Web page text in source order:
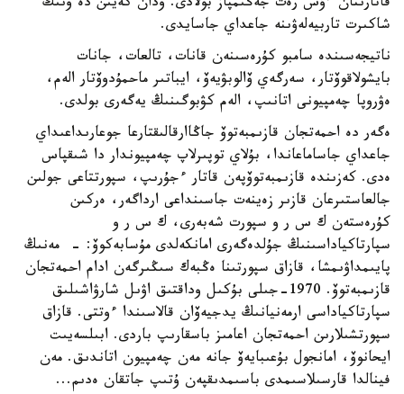
قاتارىنان ءۇش رەت جەڭىمپاز بولادى. ودان كەيىن دە ونىڭ
شاكىرت تاربيەلەۋىنە جاعداي جاسايدى.
ناتيجەسىندە سامبو كۇرەسىنەن قانات، تالعات، جانات
بايشولاقوۆتار، سەرگەي ۆالوبۋيەۆ، ايباتىر ماحمۇدوۆتار الەم،
ەۋروپا چەمپيونى اتانىپ، الەم كۋبوگىنىڭ يەگەرى بولدى.
ەگەر دە احمەتجان قازىمبەتوۆ جاڭاارقالىقتارعا جوعارىداعىداي
جاعداي جاساماعاندا، بۇلاي توپىرلاپ چەمپيوندار دا شىقپاس
ەدى. كەزىندە قازىمبەتوۆپەن قاتار ءجۇرىپ، سپورتتاعى جولىن
جالعاستىرعان قازىر زەينەت جاسىنداعى ارداگەر، ەركىن
كۇرەستەن ك س ر و سپورت شەبەرى، ك س ر و
سپارتاكياداسىنىڭ جۇلدەگەرى امانكەلدى مۇسابەكوۆ: - مەنىڭ
پايىمداۋىمشا، قازاق سپورتىنا ەڭبەك سىڭىرگەن ادام احمەتجان
قازىمبەتوۆ. 1970-جىلى بۇكىل وداقتىق اۋىل شارۋاشىلىق
سپارتاكياداسى ارمەنيانىڭ يدجيەۆان قالاسىندا ءوتتى. قازاق
سپورتشىلارىن احمەتجان اعامىز باسقارىپ باردى. ابىلسەيىت
ايحانوۆ، امانجول بۇعىبايەۆ جانە مەن چەمپيون اتاندىق. مەن
فينالدا قارسىلاسىمدى باسىمدىقپەن ۇتىپ جاتقان ەدىم...